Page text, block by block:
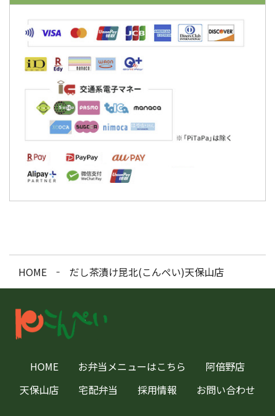
HOME だし茶漬け昆北(こんぺい)天保山店
HOME お弁当メニューはこちら
阿倍野店
天保山店
宅配弁当 採用情報 お問い合わせ